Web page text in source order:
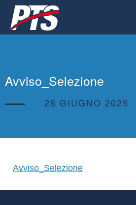
Vai
al
contenuto
Avviso_Selezione
28 GIUGNO 2025
Avviso_Selezione